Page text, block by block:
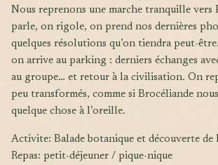
Nous reprenons une marche tranquille vers
parle, on rigole, on prend nos dernières
quelques résolutions qu’on tiendra peut-
on arrive au parking : derniers échanges
au groupe… et retour à la civilisation. On
peu transformés, comme si Brocéliande
quelque chose à l’oreille.
Activite: Balade botanique et découverte de la faune locale |
Repas: petit-déjeuner / pique-nique